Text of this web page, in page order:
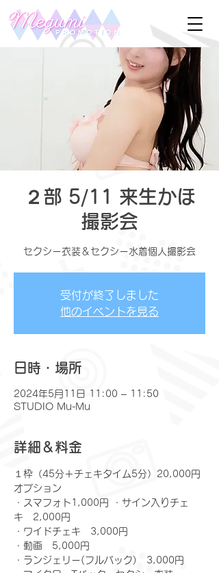
２部 5/11 来生かほ
撮影会
セクシー衣装＆セクシー水着個人撮影会
受付が終了しました
他のイベントを見る
日時・場所
2024年5月11日 11:00 – 11:50
STUDIO Mu-Mu
詳細＆料金
１枠（45分＋チェキタイム5分）20,000円
オプション
​・スマフォト1,000円 ・サイン入りチェ
キ　2,000円
・ワイドチェキ　3,000円
・動画　5,000円
・ランジェリー(フルバック)　3,000円